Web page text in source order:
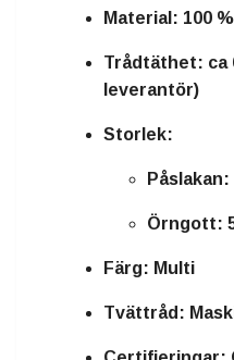
Material: 100
Trådtäthet: ca
leverantör)
Storlek:
Påslakan:
Örngott:
Färg: Multi
Tvättråd: